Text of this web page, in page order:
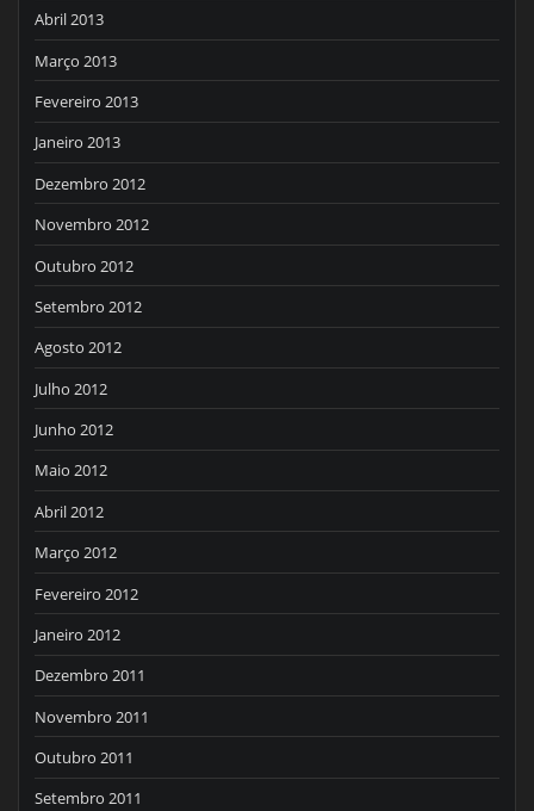
Abril 2013
Março 2013
Fevereiro 2013
Janeiro 2013
Dezembro 2012
Novembro 2012
Outubro 2012
Setembro 2012
Agosto 2012
Julho 2012
Junho 2012
Maio 2012
Abril 2012
Março 2012
Fevereiro 2012
Janeiro 2012
Dezembro 2011
Novembro 2011
Outubro 2011
Setembro 2011